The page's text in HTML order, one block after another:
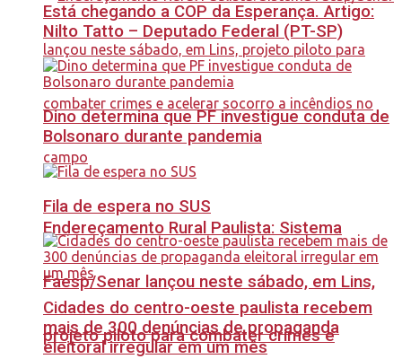
Endereçamento Rural Paulista: Sistema
Faesp/Senar lançou neste sábado, em Lins,
projeto piloto para combater crimes e
Está chegando a COP da Esperança. Artigo:
Nilto Tatto – Deputado Federal (PT-SP)
Dino determina que PF investigue conduta de
Bolsonaro durante pandemia
Fila de espera no SUS
Cidades do centro-oeste paulista recebem
mais de 300 denúncias de propaganda
eleitoral irregular em um mês